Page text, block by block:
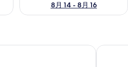
8月 14 - 8月 16
9020住